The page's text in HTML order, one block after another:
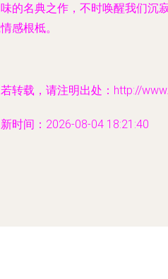
的名典之作，不时唤醒我们沉
感根柢。
转载，请注明出处：http://
时间：2026-08-04 18:21:40